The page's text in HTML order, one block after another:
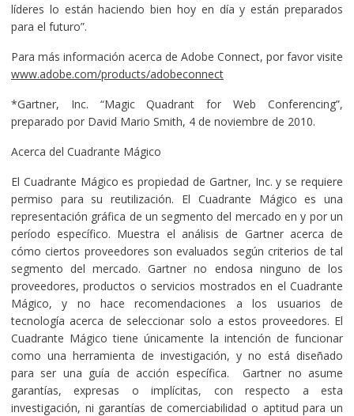
líderes lo están haciendo bien hoy en día y están preparados
para el futuro”.
Para más información acerca de Adobe Connect, por favor visite
www.adobe.com/products/adobeconnect
*Gartner, Inc. “Magic Quadrant for Web Conferencing”,
preparado por David Mario Smith, 4 de noviembre de 2010.
Acerca del Cuadrante Mágico
El Cuadrante Mágico es propiedad de Gartner, Inc. y se requiere
permiso para su reutilización. El Cuadrante Mágico es una
representación gráfica de un segmento del mercado en y por un
período específico. Muestra el análisis de Gartner acerca de
cómo ciertos proveedores son evaluados según criterios de tal
segmento del mercado. Gartner no endosa ninguno de los
proveedores, productos o servicios mostrados en el Cuadrante
Mágico, y no hace recomendaciones a los usuarios de
tecnología acerca de seleccionar solo a estos proveedores. El
Cuadrante Mágico tiene únicamente la intención de funcionar
como una herramienta de investigación, y no está diseñado
para ser una guía de acción específica. Gartner no asume
garantías, expresas o implícitas, con respecto a esta
investigación, ni garantías de comerciabilidad o aptitud para un